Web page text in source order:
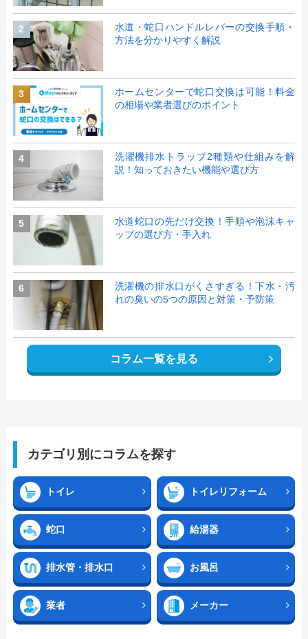
2
水道・蛇口ハンドルレバーの交換手順・
方法を分かりやすく解説
3
ホームセンターで蛇口交換は可能！料金
の相場や業者選びのポイント
4
洗濯機排水トラップ2種類や仕組みを解
説！知っておきたい機能や選び方
5
水道蛇口の先だけ交換！手順や泡沫キャ
ップの選び方・手入れ
6
洗濯機の排水口がくさすぎる！下水・汚
れの臭いの5つの原因と対策・予防策
コラム一覧を見る
カテゴリ別にコラムを探す
トイレ トイレリフォーム
蛇口 給湯器
排水管・排水口 お風呂
業者 メーカー